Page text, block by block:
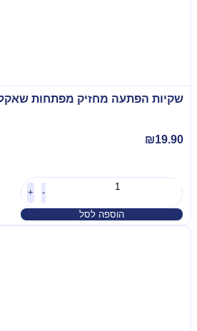
שקיות הפתעה מחזיק מפתחות שאקל מצפן
₪19.90
+
הוספה לסל